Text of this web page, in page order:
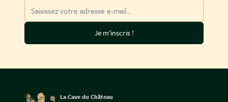
Je m’inscris !
La Cave du Château